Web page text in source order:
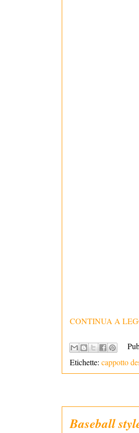
CONTINUA A
Etichette: cappotto
Baseball